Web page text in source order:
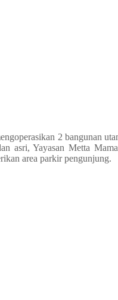
2 bangunan
asri, Yayasan Metta
area parkir pengunjung.